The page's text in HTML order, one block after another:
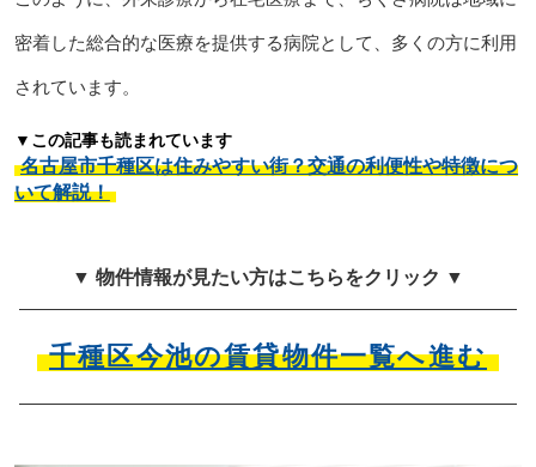
密着した総合的な医療を提供する病院として、多くの方に利用
されています。
▼この記事も読まれています
名古屋市千種区は住みやすい街？交通の利便性や特徴につ
いて解説！
▼ 物件情報が見たい方はこちらをクリック ▼
千種区今池の賃貸物件一覧へ進む